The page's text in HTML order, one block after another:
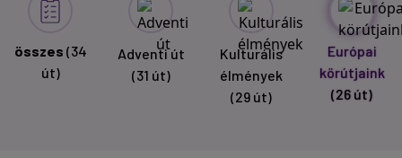
összes (34
út)
Adventi út
(31 út)
Kulturális
élmények
(29 út)
Európai
körútjaink
(26 út)